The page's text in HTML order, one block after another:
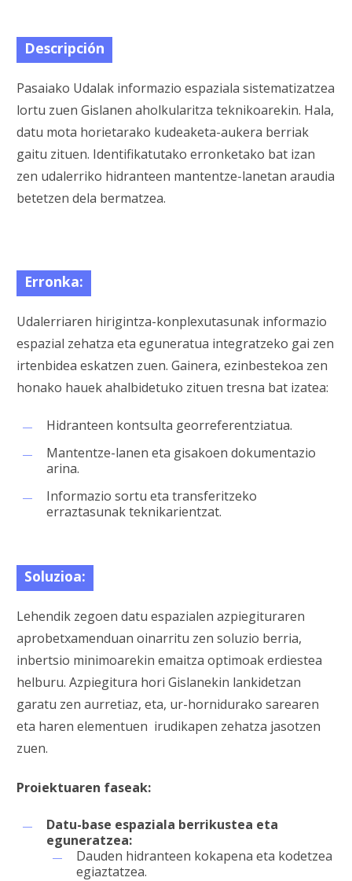
Descripción
Pasaiako Udalak informazio espaziala sistematizatzea
lortu zuen Gislanen aholkularitza teknikoarekin. Hala,
datu mota horietarako kudeaketa-aukera berriak
gaitu zituen. Identifikatutako erronketako bat izan
zen udalerriko hidranteen mantentze-lanetan araudia
betetzen dela bermatzea.
Erronka:
Udalerriaren hirigintza-konplexutasunak informazio
espazial zehatza eta eguneratua integratzeko gai zen
irtenbidea eskatzen zuen. Gainera, ezinbestekoa zen
honako hauek ahalbidetuko zituen tresna bat izatea:
Hidranteen kontsulta georreferentziatua.
Mantentze-lanen eta gisakoen dokumentazio
arina.
Informazio sortu eta transferitzeko
erraztasunak teknikarientzat.
Soluzioa:
Lehendik zegoen datu espazialen azpiegituraren
aprobetxamenduan oinarritu zen soluzio berria,
inbertsio minimoarekin emaitza optimoak erdiestea
helburu. Azpiegitura hori Gislanekin lankidetzan
garatu zen aurretiaz, eta, ur-hornidurako sarearen
eta haren elementuen irudikapen zehatza jasotzen
zuen.
Proiektuaren faseak:
Datu-base espaziala berrikustea eta
eguneratzea:
Dauden hidranteen kokapena eta kodetzea
egiaztatzea.